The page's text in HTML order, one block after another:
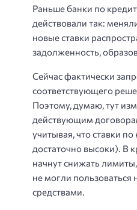
Раньше банки по
действовали так:
новые ставки
задолженность,
Сейчас фактически
соответствующего
Поэтому, думаю, тут
действующим
учитывая, что ставки
достаточно высоки). В
начнут снижать
не могли
средствами.